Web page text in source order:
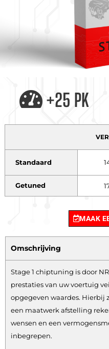
+25 PK
Standaard
Getuned
MAAK
Omschrijving
Stage 1 chiptuning is door
prestaties van uw voertuig
opgegeven waardes. Hierbij
een maatwerk afstelling
wensen en een
inbegrepen.